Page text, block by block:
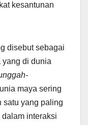
kesantunan
disebut sebagai
yang di dunia
maya sering
satu yang paling
interaksi